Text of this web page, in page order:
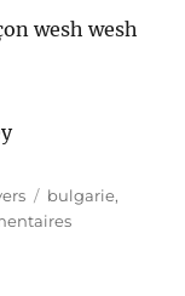
wesh wesh
Étiquettes
bulgarie,
sur